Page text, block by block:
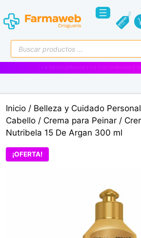
al
contenido
Búsqueda
de
productos
Inicio / Belleza y Cuidado Personal
Cabello / Crema para Peinar /
Nutribela 15 De Argan 300 ml
¡OFERTA!